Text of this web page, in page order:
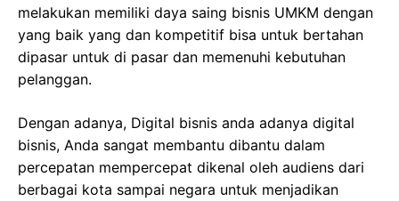
melakukan memiliki daya saing bisnis UMKM dengan
yang baik yang dan kompetitif bisa untuk bertahan
dipasar untuk di pasar dan memenuhi kebutuhan
pelanggan.
Dengan adanya, Digital bisnis anda adanya digital
bisnis, Anda sangat membantu dibantu dalam
percepatan mempercepat dikenal oleh audiens dari
berbagai kota sampai negara untuk menjadikan